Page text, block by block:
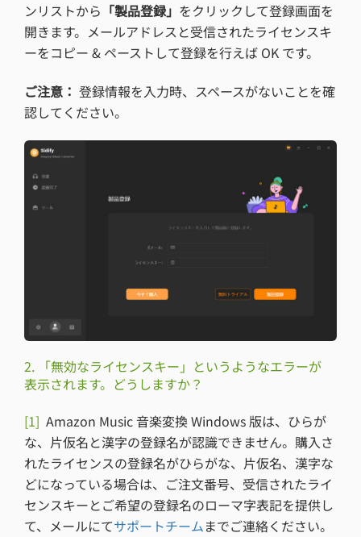
ンリストから 「製品登録」 をクリックして登録画面を
開きます。メールアドレスと受信されたライセンスキ
ーをコピー & ペーストして登録を行えば OK です。
ご注意： 登録情報を入力時、スペースがないことを確
認してください。
2. 「無効なライセンスキー」というようなエラーが
表示されます。どうしますか？
[1] Amazon Music 音楽変換 Windows 版は、ひらが
な、片仮名と漢字の登録名が認識できません。購入さ
れたライセンスの登録名がひらがな、片仮名、漢字な
どになっている場合は、ご注文番号、受信されたライ
センスキーとご希望の登録名のローマ字表記を提供し
て、メールにてサポートチームまでご連絡ください。